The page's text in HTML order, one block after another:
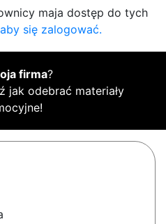
maja dostęp do tych
się zalogować.
firma?
jak odebrać materiały